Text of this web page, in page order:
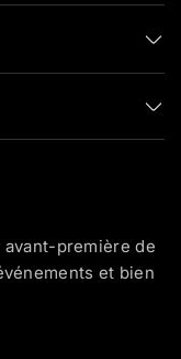
première de
et bien